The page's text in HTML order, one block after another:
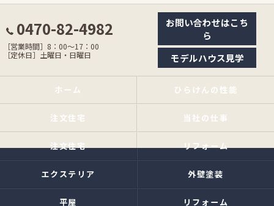
0470-82-4982
［営業時間］8：00〜17：00
［定休日］土曜日・日曜日
お問い合わせはこち
ら
モデルハウス見学
ホーム ひらけんの性能
注文住宅 当社の仕事
注文住宅 リフォーム
エクステリア 外壁塗装
平屋 リフォーム